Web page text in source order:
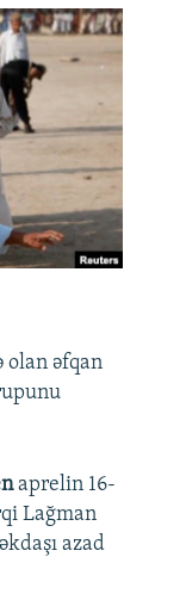
olan əfqan
aprelin 16-
Lağman
azad